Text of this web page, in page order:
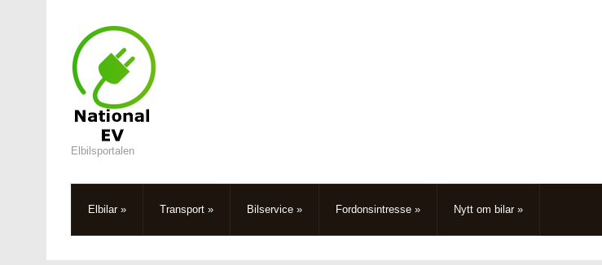
Elbilsportalen
Elbilar» Transport » Bilservice » Fordonsintresse » Nytt om bilar»